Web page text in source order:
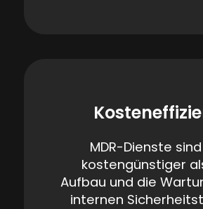
MDR-Dienste
kostengünstiger
Aufbau und die
internen